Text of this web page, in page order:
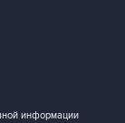
информации